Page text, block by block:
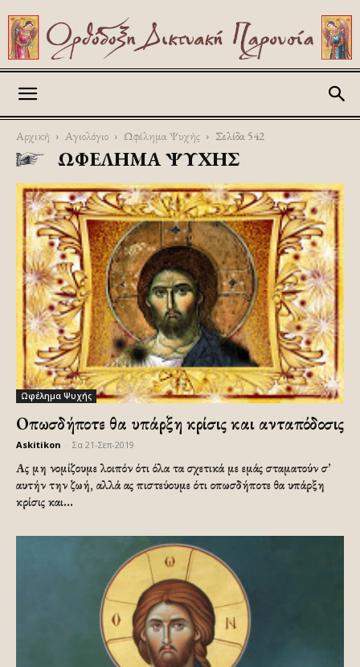
Αρχική Αγιολόγιο Ωφέλημα Ψυχής Σελίδα 542
ΩΦΈΛΗΜΑ ΨΥΧΉΣ
Ωφέλημα Ψυχής
Οπωσδήποτε θα υπάρξη κρίσις και ανταπόδοσις
Askitikon Σα 21-Σεπ-2019
Ας μη νομίζουμε λοιπόν ότι όλα τα σχετικά με εμάς σταματούν σ’
αυτήν την ζωή, αλλά ας πιστεύουμε ότι οπωσδήποτε θα υπάρξη
κρίσις και...